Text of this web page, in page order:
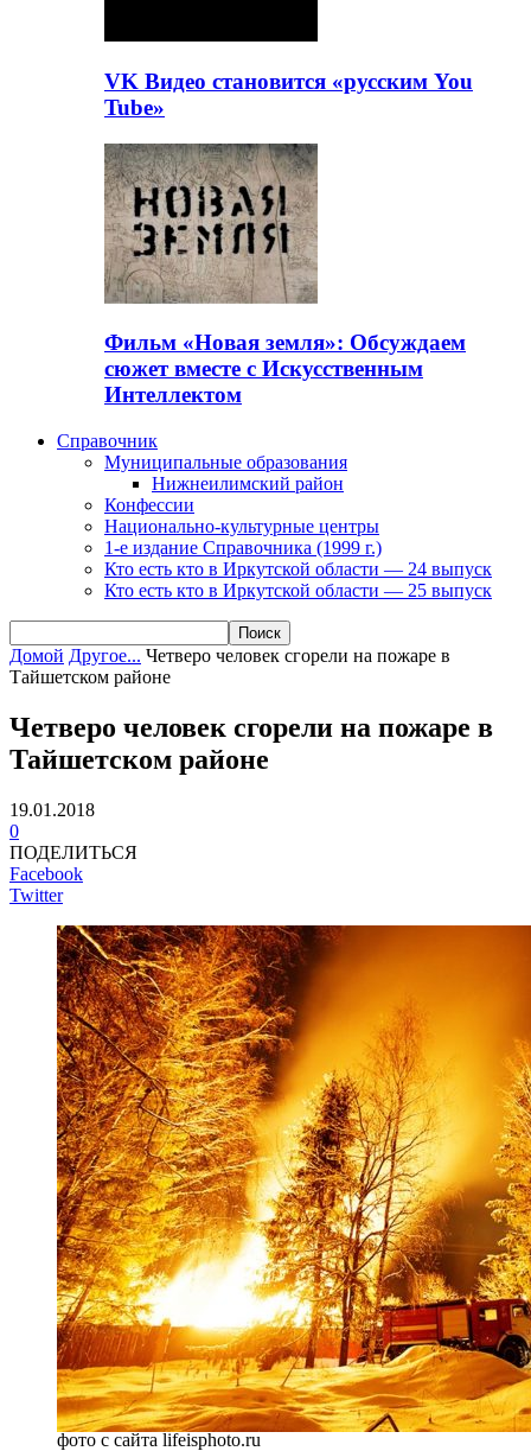
VK Видео становится «русским You
Tube»
Фильм «Новая земля»: Обсуждаем
сюжет вместе с Искусственным
Интеллектом
Справочник
Муниципальные образования
Нижнеилимский район
Конфессии
Национально-культурные центры
1-е издание Справочника (1999 г.)
Кто есть кто в Иркутской области — 24 выпуск
Кто есть кто в Иркутской области — 25 выпуск
Домой Другое... Четверо человек сгорели на пожаре в
Тайшетском районе
Четверо человек сгорели на пожаре в
Тайшетском районе
19.01.2018
0
ПОДЕЛИТЬСЯ
Facebook
Twitter
фото с сайта lifeisphoto.ru